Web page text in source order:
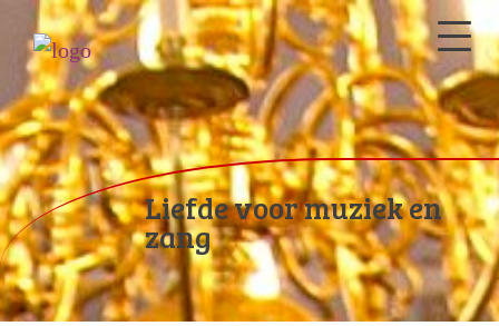
Liefde voor muziek en
zang